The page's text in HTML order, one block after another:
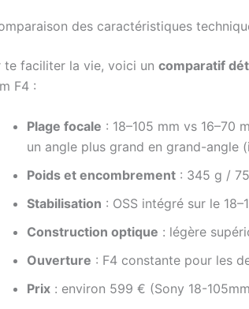
des caractéristiques
te faciliter la vie, voici un comparatif
F4 :
Plage focale : 18–105 mm vs 16–70
un angle plus grand en grand-angle
Poids et encombrement : 345 g /
Stabilisation : OSS intégré sur le
Construction optique : légère
Ouverture : F4 constante pour les
Prix : environ 599 € (Sony 18-